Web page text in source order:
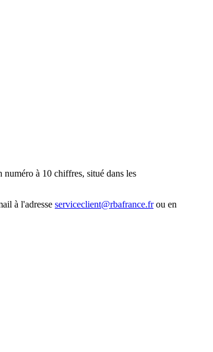
à 10 chiffres, situé dans les
à l'adresse serviceclient@rbafrance.frou en